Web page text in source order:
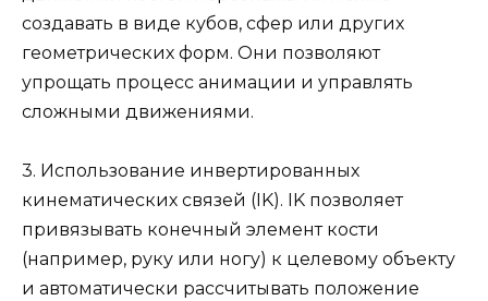
создавать в виде кубов, сфер или других
геометрических форм. Они позволяют
упрощать процесс анимации и управлять
сложными движениями.
3. Использование инвертированных
кинематических связей (IK). IK позволяет
привязывать конечный элемент кости
(например, руку или ногу) к целевому объекту
и автоматически рассчитывать положение